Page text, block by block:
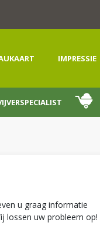
IMPRESSIE
u graag informatie
lossen uw probleem op!